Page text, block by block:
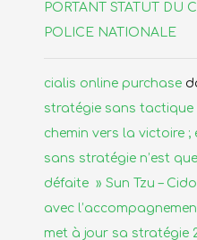
PORTANT STATUT DU
POLICE NATIONALE
cialis online purchase
stratégie sans tactique
chemin vers la victoire
sans stratégie n’est
défaite » Sun Tzu –
avec
met à jour sa stratégie